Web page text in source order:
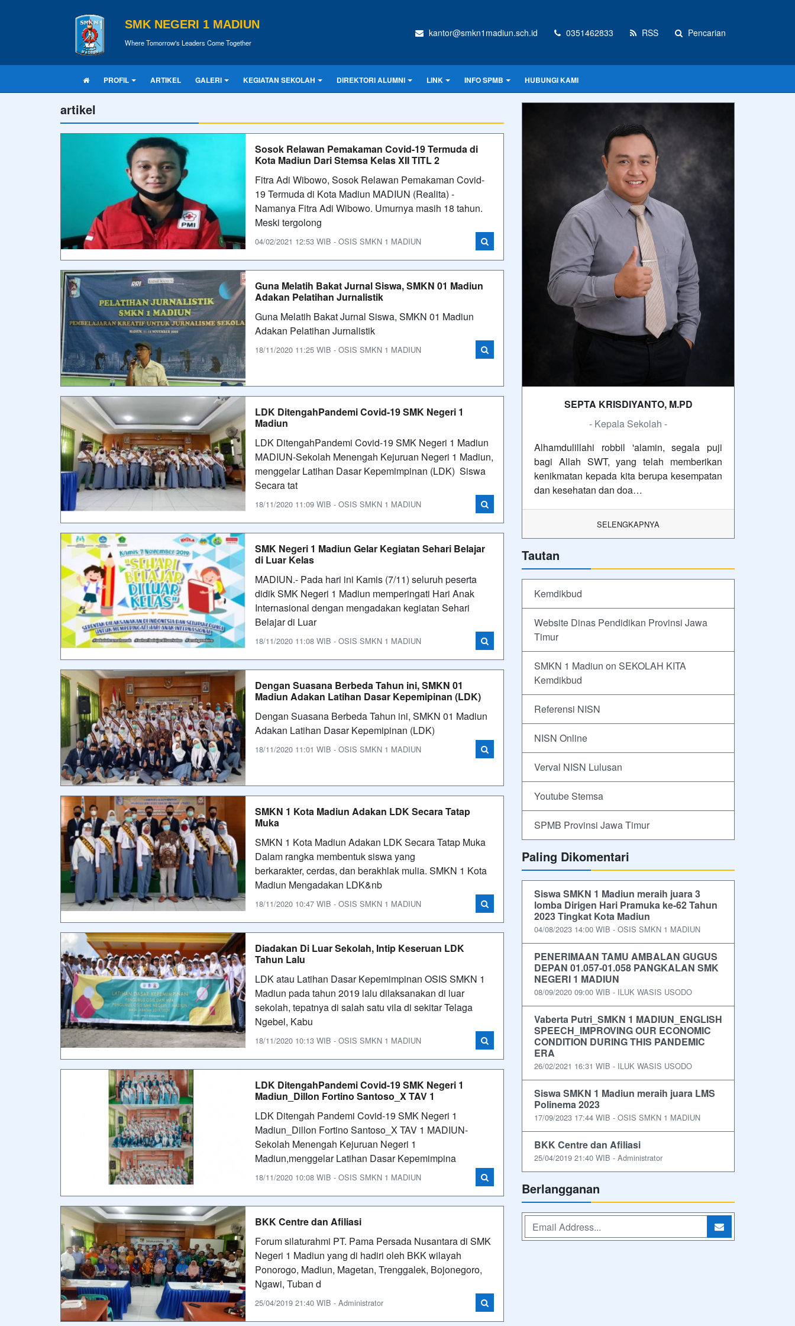
SMK NEGERI 1 MADIUN
Where Tomorrow's Leaders Come Together
kantor@smkn1madiun.sch.id 0351462833 RSS Pencarian
PROFIL ARTIKEL GALERI KEGIATAN SEKOLAH DIREKTORI ALUMNI LINK INFO SPMB HUBUNGI KAMI
artikel
Sosok Relawan Pemakaman Covid-19 Termuda di
Kota Madiun Dari Stemsa Kelas XII TITL 2
Fitra Adi Wibowo, Sosok Relawan Pemakaman Covid-
19 Termuda di Kota Madiun MADIUN (Realita) -
Namanya Fitra Adi Wibowo. Umurnya masih 18 tahun.
Meski tergolong
04/02/2021 12:53 WIB - OSIS SMKN 1 MADIUN
Guna Melatih Bakat Jurnal Siswa, SMKN 01 Madiun
Adakan Pelatihan Jurnalistik
Guna Melatih Bakat Jurnal Siswa, SMKN 01 Madiun
Adakan Pelatihan Jurnalistik
18/11/2020 11:25 WIB - OSIS SMKN 1 MADIUN
LDK DitengahPandemi Covid-19 SMK Negeri 1
Madiun
LDK DitengahPandemi Covid-19 SMK Negeri 1 Madiun
MADIUN-Sekolah Menengah Kejuruan Negeri 1 Madiun,
menggelar Latihan Dasar Kepemimpinan (LDK) Siswa
Secara tat
18/11/2020 11:09 WIB - OSIS SMKN 1 MADIUN
SMK Negeri 1 Madiun Gelar Kegiatan Sehari Belajar
di Luar Kelas
MADIUN.- Pada hari ini Kamis (7/11) seluruh peserta
didik SMK Negeri 1 Madiun memperingati Hari Anak
Internasional dengan mengadakan kegiatan Sehari
Belajar di Luar
18/11/2020 11:08 WIB - OSIS SMKN 1 MADIUN
Dengan Suasana Berbeda Tahun ini, SMKN 01
Madiun Adakan Latihan Dasar Kepemipinan (LDK)
Dengan Suasana Berbeda Tahun ini, SMKN 01 Madiun
Adakan Latihan Dasar Kepemipinan (LDK)
18/11/2020 11:01 WIB - OSIS SMKN 1 MADIUN
SMKN 1 Kota Madiun Adakan LDK Secara Tatap
Muka
SMKN 1 Kota Madiun Adakan LDK Secara Tatap Muka
Dalam rangka membentuk siswa yang
berkarakter, cerdas, dan berakhlak mulia. SMKN 1 Kota
Madiun Mengadakan LDK&nb
18/11/2020 10:47 WIB - OSIS SMKN 1 MADIUN
Diadakan Di Luar Sekolah, Intip Keseruan LDK
Tahun Lalu
LDK atau Latihan Dasar Kepemimpinan OSIS SMKN 1
Madiun pada tahun 2019 lalu dilaksanakan di luar
sekolah, tepatnya di salah satu vila di sekitar Telaga
Ngebel, Kabu
18/11/2020 10:13 WIB - OSIS SMKN 1 MADIUN
LDK DitengahPandemi Covid-19 SMK Negeri 1
Madiun_Dillon Fortino Santoso_X TAV 1
LDK Ditengah Pandemi Covid-19 SMK Negeri 1
Madiun_Dillon Fortino Santoso_X TAV 1 MADIUN-
Sekolah Menengah Kejuruan Negeri 1
Madiun,menggelar Latihan Dasar Kepemimpina
18/11/2020 10:08 WIB - OSIS SMKN 1 MADIUN
BKK Centre dan Afiliasi
Forum silaturahmi PT. Pama Persada Nusantara di SMK
Negeri 1 Madiun yang di hadiri oleh BKK wilayah
Ponorogo, Madiun, Magetan, Trenggalek, Bojonegoro,
Ngawi, Tuban d
25/04/2019 21:40 WIB - Administrator
SEPTA KRISDIYANTO, M.PD
- Kepala Sekolah -
Alhamdulillahi robbil 'alamin, segala puji
bagi Allah SWT, yang telah memberikan
kenikmatan kepada kita berupa kesempatan
dan kesehatan dan doa…
SELENGKAPNYA
Tautan
Kemdikbud
Website Dinas Pendidikan Provinsi Jawa
Timur
SMKN 1 Madiun on SEKOLAH KITA
Kemdikbud
Referensi NISN
NISN Online
Verval NISN Lulusan
Youtube Stemsa
SPMB Provinsi Jawa Timur
Paling Dikomentari
Siswa SMKN 1 Madiun meraih juara 3
lomba Dirigen Hari Pramuka ke-62 Tahun
2023 Tingkat Kota Madiun
04/08/2023 14:00 WIB - OSIS SMKN 1 MADIUN
PENERIMAAN TAMU AMBALAN GUGUS
DEPAN 01.057-01.058 PANGKALAN SMK
NEGERI 1 MADIUN
08/09/2020 09:00 WIB - ILUK WASIS USODO
Vaberta Putri_SMKN 1 MADIUN_ENGLISH
SPEECH_IMPROVING OUR ECONOMIC
CONDITION DURING THIS PANDEMIC
ERA
26/02/2021 16:31 WIB - ILUK WASIS USODO
Siswa SMKN 1 Madiun meraih juara LMS
Polinema 2023
17/09/2023 17:44 WIB - OSIS SMKN 1 MADIUN
BKK Centre dan Afiliasi
25/04/2019 21:40 WIB - Administrator
Berlangganan